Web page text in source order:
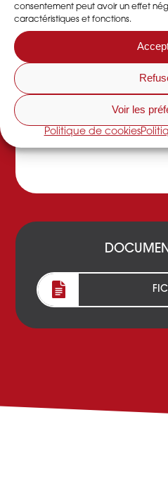
consentement peut avoir un effet
caractéristiques et fonctions.
Voir les
Politique de cookies
encontra-se uma roda
baixar a taxa de
oficina de produção.
A DESSICA é uma
que propõe a
manutençãode